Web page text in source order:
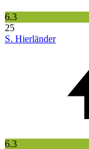
6.3
25
S. Hierländer
6.3